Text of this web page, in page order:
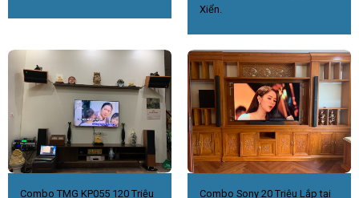
Xiển.
Combo TMG KP055 120 Triệu
Combo Sony 20 Triệu Lắp tại